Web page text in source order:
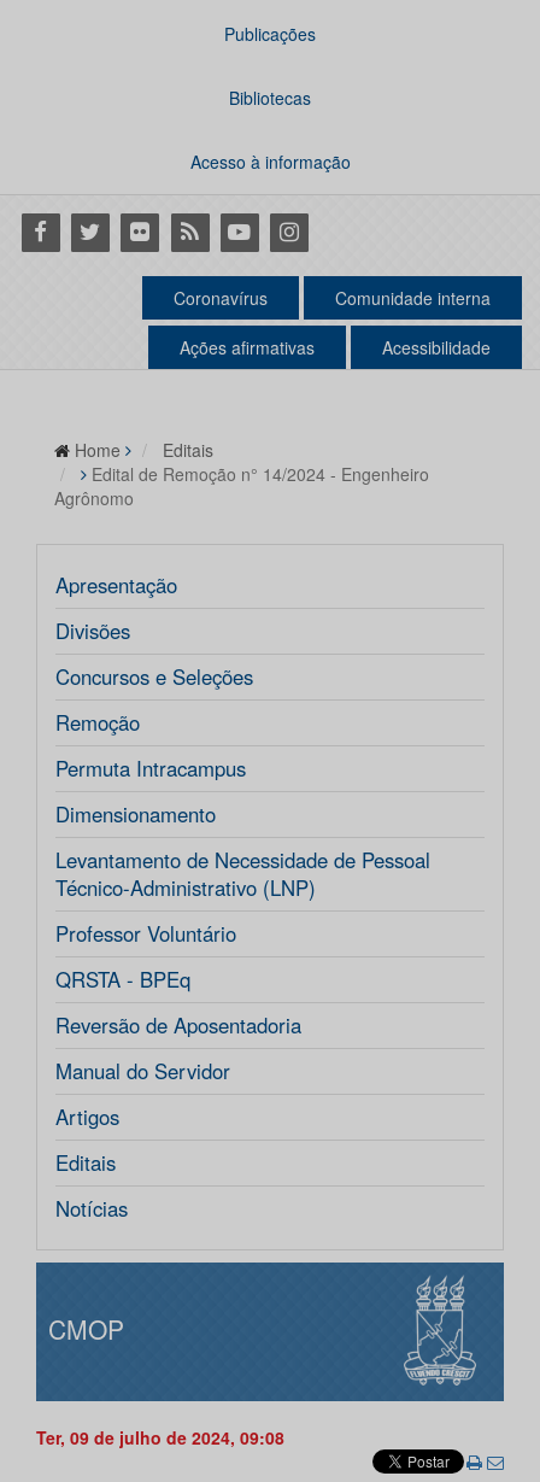
Publicações
Bibliotecas
Acesso à informação
Facebook
Twitter Flickr RSS YoutubeInstagram
Coronavírus Comunidade interna
Ações afirmativas Acessibilidade
Home
Editais
Edital de Remoção n° 14/2024 - Engenheiro
Agrônomo
Apresentação
Divisões
Concursos e Seleções
Remoção
Permuta Intracampus
Dimensionamento
Levantamento de Necessidade de Pessoal
Técnico-Administrativo (LNP)
Professor Voluntário
QRSTA - BPEq
Reversão de Aposentadoria
Manual do Servidor
Artigos
Editais
Notícias
CMOP
Ter, 09 de julho de 2024, 09:08